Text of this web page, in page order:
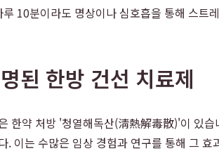
10분이라도 명상이나 심호흡을 통해 스트
된 한방 건선 치료제
한약 처방 '청열해독산(淸熱解毒散)'이 있
. 이는 수많은 임상 경험과 연구를 통해 그 효